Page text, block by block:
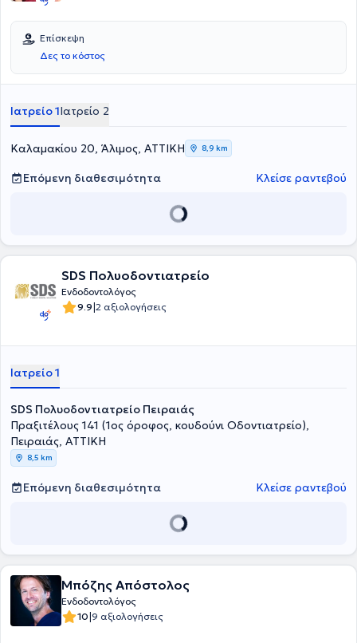
Επίσκεψη
Δες το κόστος
Ιατρείο 1Ιατρείο 2
Καλαμακίου 20, Άλιμος, ΑΤΤΙΚΗ 8,9 km
Επόμενη διαθεσιμότητα Κλείσε ραντεβού
SDS Πολυοδοντιατρείο
Ενδοδοντολόγος
9.9|2 αξιολογήσεις
Ιατρείο 1
SDS Πολυοδοντιατρείο Πειραιάς
Πραξιτέλους 141 (1ος όροφος, κουδούνι Οδοντιατρείο),
Πειραιάς, ΑΤΤΙΚΗ
8,5 km
Επόμενη διαθεσιμότητα Κλείσε ραντεβού
Μπόζης Απόστολος
Ενδοδοντολόγος
10|9 αξιολογήσεις